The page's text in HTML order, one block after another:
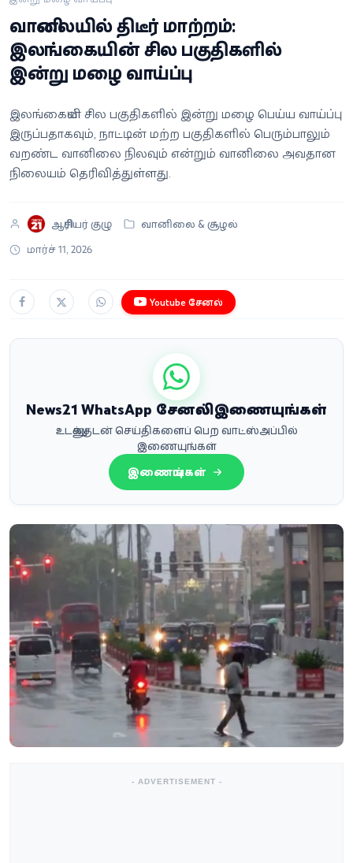
வீடியோ
வணிகம்
வெப்ஸ்டோரி
வானிலையில் திடீர் மாற்றம்:
இலங்கையின் சில பகுதிகளில்
இன்று மழை வாய்ப்பு
இலங்கையின் சில பகுதிகளில் இன்று மழை பெய்ய வாய்ப்பு
இருப்பதாகவும், நாட்டின் மற்ற பகுதிகளில் பெரும்பாலும்
வறண்ட வானிலை நிலவும் என்றும் வானிலை அவதான
நிலையம் தெரிவித்துள்ளது.
ஆசிரியர் குழு
வானிலை & சூழல்
மார்ச் 11, 2026
Youtube சேனல்
News21 WhatsApp சேனலில் இணையுங்கள்
உடனுக்குடன் செய்திகளைப் பெற வாட்ஸ்அப்பில்
இணையுங்கள்
இணையுங்கள்
- ADVERTISEMENT -